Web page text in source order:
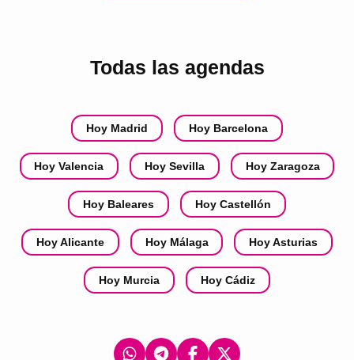
Todas las agendas
Hoy Madrid Hoy Barcelona
Hoy Valencia Hoy Sevilla Hoy Zaragoza
Hoy Baleares Hoy Castellón
Hoy Alicante Hoy Málaga Hoy Asturias
Hoy Murcia Hoy Cádiz